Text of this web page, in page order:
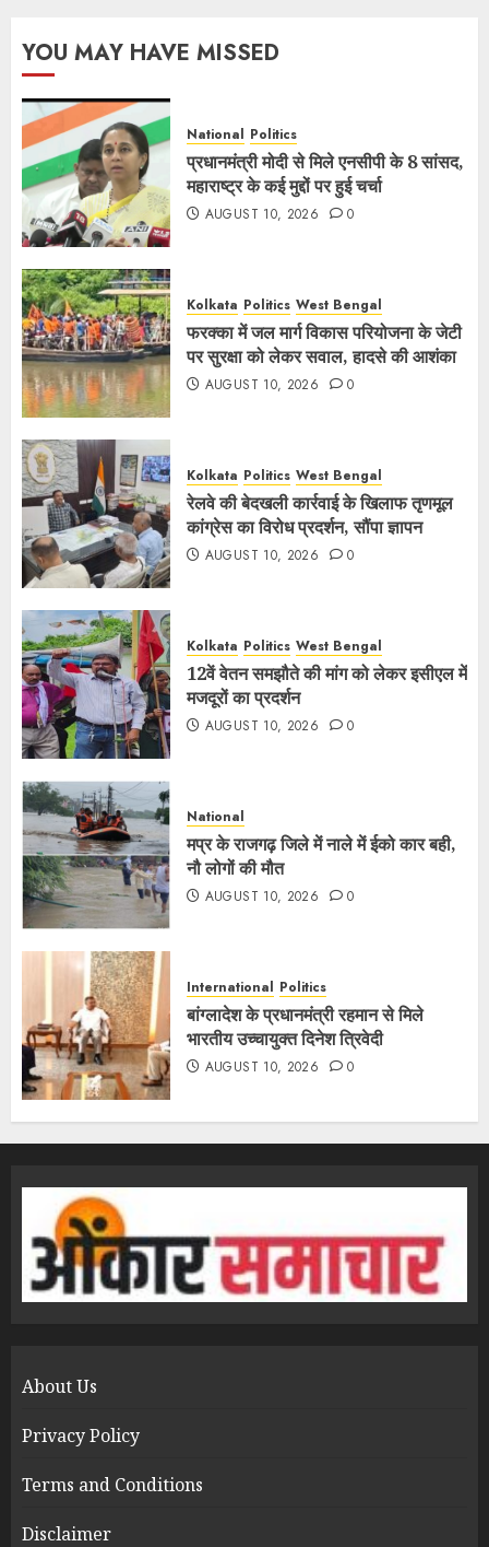
YOU MAY HAVE MISSED
National Politics
प्रधानमंत्री मोदी से मिले एनसीपी के 8 सांसद,
महाराष्ट्र के कई मुद्दों पर हुई चर्चा
AUGUST 10, 2026 0
Kolkata Politics West Bengal
फरक्का में जल मार्ग विकास परियोजना के जेटी
पर सुरक्षा को लेकर सवाल, हादसे की आशंका
AUGUST 10, 2026 0
Kolkata Politics West Bengal
रेलवे की बेदखली कार्रवाई के खिलाफ तृणमूल
कांग्रेस का विरोध प्रदर्शन, सौंपा ज्ञापन
AUGUST 10, 2026 0
Kolkata Politics West Bengal
12वें वेतन समझौते की मांग को लेकर इसीएल में
मजदूरों का प्रदर्शन
AUGUST 10, 2026 0
National
मप्र के राजगढ़ जिले में नाले में ईको कार बही,
नौ लोगों की मौत
AUGUST 10, 2026 0
International Politics
बांग्लादेश के प्रधानमंत्री रहमान से मिले
भारतीय उच्चायुक्त दिनेश त्रिवेदी
AUGUST 10, 2026 0
About Us
Privacy Policy
Terms and Conditions
Disclaimer